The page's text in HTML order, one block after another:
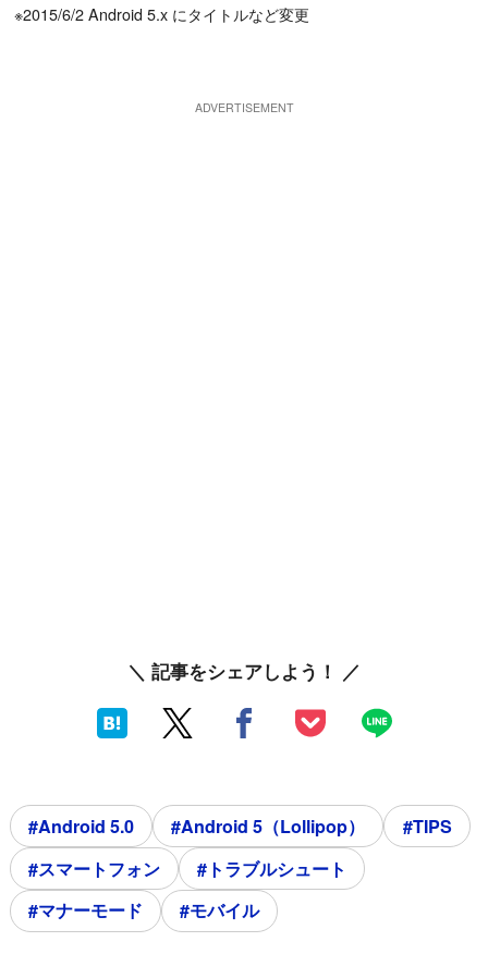
※2015/6/2 Android 5.x にタイトルなど変更
＼ 記事をシェアしよう！ ／
#Android 5.0 #Android 5（Lollipop）
#TIPS
#スマートフォン
#トラブルシュート
#マナーモード
#モバイル